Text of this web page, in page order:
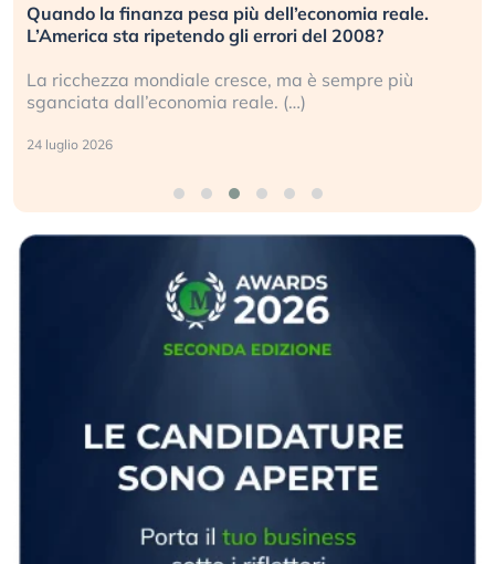
Quando la finanza pesa più dell’economia reale.
L’America sta ripetendo gli errori del 2008?
La ricchezza mondiale cresce, ma è sempre più
sganciata dall’economia reale. (…)
24 luglio 2026